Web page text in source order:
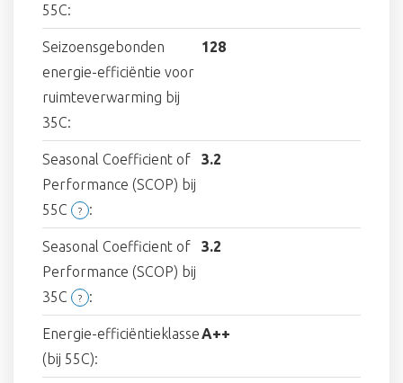
55C:
Seizoensgebonden
energie-efficiëntie voor
ruimteverwarming bij
35C:
128
Seasonal Coefficient of
Performance (SCOP) bij
55C
? :
3.2
Seasonal Coefficient of
Performance (SCOP) bij
35C
? :
3.2
Energie-efficiëntieklasse
(bij 55C):
A++